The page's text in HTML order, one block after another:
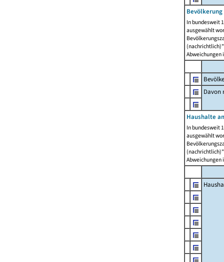
In bundesweit
ausgewählt
Abweichungen
Davon
Haushalte
In bundesweit
ausgewählt
Abweichungen